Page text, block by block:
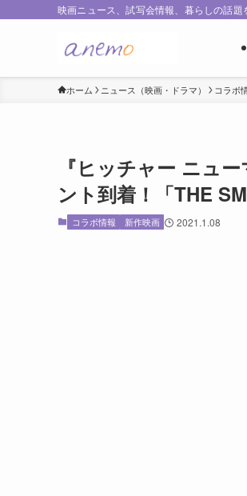
映画ニュース、試写会情報、暮らしの話題
ホーム ニュース（映画・ドラマ） コラボ
『ヒッチャー ニュ
ント到着！「THE
コラボ情報 新作映画 2021.1.08